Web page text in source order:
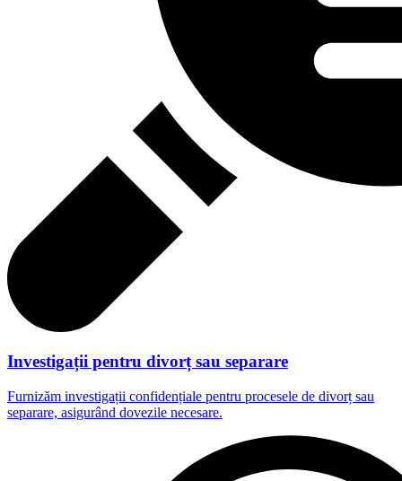
Investigații pentru divorț sau separare
Furnizăm investigații confidențiale pentru procesele de divorț sau
separare, asigurând dovezile necesare.